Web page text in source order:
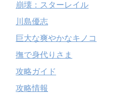
崩壊：スターレイル
川島優志
巨大な爽やかなキノコ
撫で身代りさま
攻略ガイド
攻略情報